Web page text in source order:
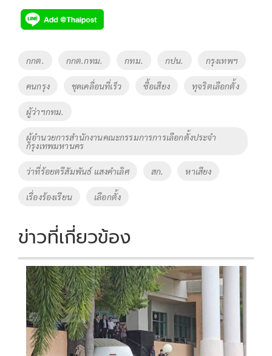
e
b
o
k
tt
er
p
y
Li
n
k
Tags
กกต. กกต.กทม. กทม. กปน. กรุงเทพฯ
คนกรุง ชุดเคลื่อนที่เร็ว ซื้อเสียง ทุจริตเลือกตั้ง
ผู้ว่าฯกทม.
ผู้อำนวยการสำนักงานคณะกรรมการการเลือกตั้งประจำ
กรุงเทพมหานคร
ว่าที่ร้อยตรีสัมพันธ์ แสงคำเลิศ สก. หาเสียง
เรื่องร้องเรียน เลือกตั้ง
ข่าวที่เกี่ยวข้อง